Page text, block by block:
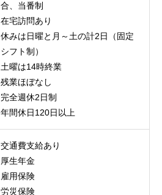
合、当番制
在宅訪問あり
休みは日曜と月～土の計2日（固定
シフト制）
土曜は14時終業
残業ほぼなし
完全週休2日制
年間休日120日以上
交通費支給あり
厚生年金
雇用保険
労災保険